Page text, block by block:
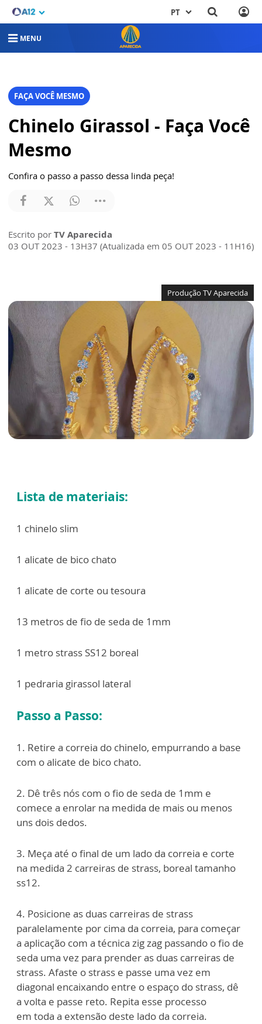
PT
MENU
FAÇA VOCÊ MESMO
Chinelo Girassol - Faça Você
Mesmo
Confira o passo a passo dessa linda peça!
Escrito por TV Aparecida
03 OUT 2023 - 13H37 (Atualizada em 05 OUT 2023 - 11H16)
Produção TV Aparecida
Lista de materiais:
1 chinelo slim
1 alicate de bico chato
1 alicate de corte ou tesoura
13 metros de fio de seda de 1mm
1 metro strass SS12 boreal
1 pedraria girassol lateral
Passo a Passo:
1. Retire a correia do chinelo, empurrando a base
com o alicate de bico chato.
2. Dê três nós com o fio de seda de 1mm e
comece a enrolar na medida de mais ou menos
uns dois dedos.
3. Meça até o final de um lado da correia e corte
na medida 2 carreiras de strass, boreal tamanho
ss12.
4. Posicione as duas carreiras de strass
paralelamente por cima da correia, para começar
a aplicação com a técnica zig zag passando o fio de
seda uma vez para prender as duas carreiras de
strass. Afaste o strass e passe uma vez em
diagonal encaixando entre o espaço do strass, dê
a volta e passe reto. Repita esse processo
em toda a extensão deste lado da correia.